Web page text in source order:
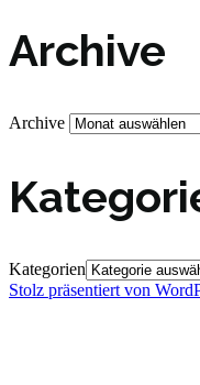
Archive
Archive
Kategorien
Stolz präsentiert von